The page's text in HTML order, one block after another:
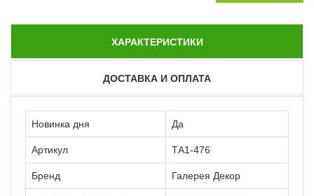
ХАРАКТЕРИСТИКИ
ДОСТАВКА И ОПЛАТА
Новинка дня Да
Артикул ТА1-476
Бренд Галерея Декор